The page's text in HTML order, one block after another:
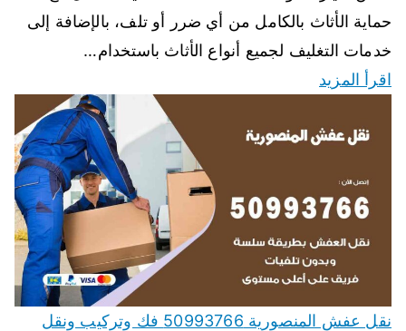
حماية الأثاث بالكامل من أي ضرر أو تلف، بالإضافة إلى
خدمات التغليف لجميع أنواع الأثاث باستخدام…
اقرأ المزيد
نقل عفش المنصورية 50993766 فك وتركيب ونقل